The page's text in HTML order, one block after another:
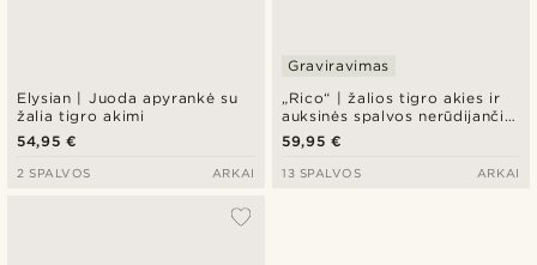
Elysian | Juoda apyrankė su
žalia tigro akimi
54,95 €
2 SPALVOS ARKAI
„Rico“ | žalios tigro akies ir
auksinės spalvos nerūdijančio
plieno apyrankė su kaukole
Graviravimas
59,95 €
13 SPALVOS ARKAI